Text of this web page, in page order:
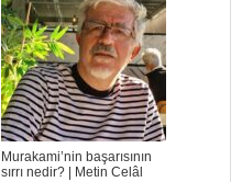
Murakami’nin başarısının
sırrı nedir? | Metin Celâl